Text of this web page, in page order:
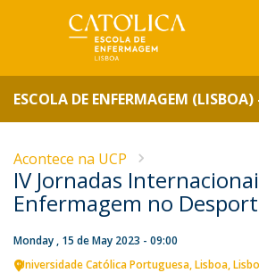
ESCOLA DE ENFERMAGEM
Acontece na UCP
IV Jornadas
Enfermagem no
Monday , 15 de May 2023 - 09:00
Universidade Católica Portuguesa Lisboa